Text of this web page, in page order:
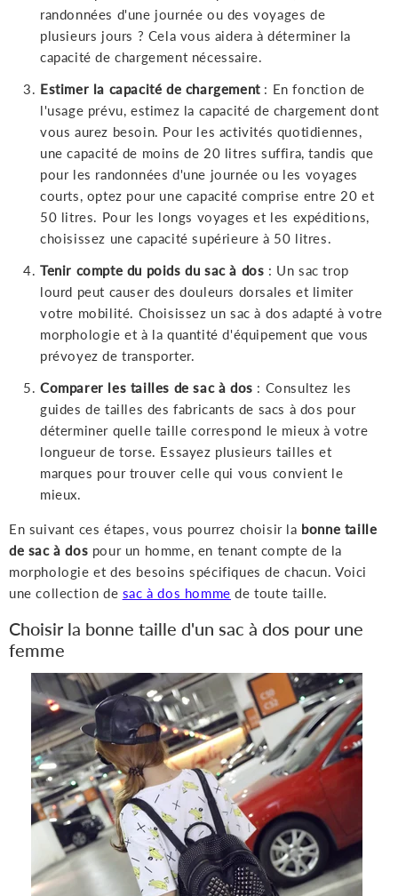
randonnées d'une journée ou des voyages de
plusieurs jours ? Cela vous aidera à déterminer la
capacité de chargement nécessaire.
Estimer la capacité de chargement: En fonction de
l'usage prévu, estimez la capacité de chargement dont
vous aurez besoin. Pour les activités quotidiennes,
une capacité de moins de 20 litres suffira, tandis que
pour les randonnées d'une journée ou les voyages
courts, optez pour une capacité comprise entre 20 et
50 litres. Pour les longs voyages et les expéditions,
choisissez une capacité supérieure à 50 litres.
Tenir compte du poids du sac à dos : Un sac trop
lourd peut causer des douleurs dorsales et limiter
votre mobilité. Choisissez un sac à dos adapté à votre
morphologie et à la quantité d'équipement que vous
prévoyez de transporter.
Comparer les tailles de sac à dos : Consultez les
guides de tailles des fabricants de sacs à dos pour
déterminer quelle taille correspond le mieux à votre
longueur de torse. Essayez plusieurs tailles et
marques pour trouver celle qui vous convient le
mieux.
En suivant ces étapes, vous pourrez choisir la bonne taille
de sac à dos pour un homme, en tenant compte de la
morphologie et des besoins spécifiques de chacun. Voici
une collection de sac à dos homme de toute taille.
Choisir la bonne taille d'un sac à dos pour une
femme